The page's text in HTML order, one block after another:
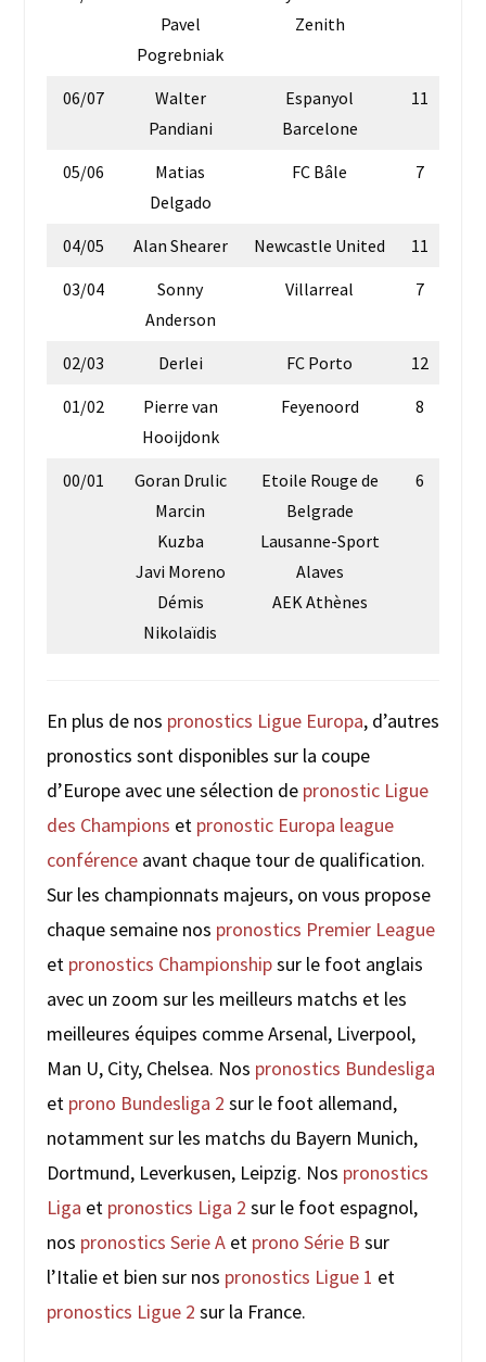
Pavel
Pogrebniak
Zenith
06/07
Walter
Pandiani
Espanyol
Barcelone
11
05/06
Matias
Delgado
FC Bâle 7
04/05 Alan Shearer Newcastle United
11
03/04
Sonny
Anderson
Villarreal 7
02/03 Derlei FC Porto
12
01/02
Pierre van
Hooijdonk
Feyenoord 8
00/01
Goran Drulic
Marcin
Kuzba
Javi Moreno
Démis
Nikolaïdis
Etoile Rouge de
Belgrade
Lausanne-Sport
Alaves
AEK Athènes
6
En plus de nos pronostics Ligue Europa, d’autres
pronostics sont disponibles sur la coupe
d’Europe avec une sélection de pronostic Ligue
des Champions et pronostic Europa league
conférenceavant chaque tour de qualification.
Sur les championnats majeurs, on vous propose
chaque semaine nos pronostics Premier League
et pronostics Championshipsur le foot anglais
avec un zoom sur les meilleurs matchs et les
meilleures équipes comme Arsenal, Liverpool,
Man U, City, Chelsea. Nos pronostics Bundesliga
et prono Bundesliga 2 sur le foot allemand,
notamment sur les matchs du Bayern Munich,
Dortmund, Leverkusen, Leipzig. Nos pronostics
Liga et pronostics Liga 2 sur le foot espagnol,
nos pronostics Serie Aet prono Série B sur
l’Italie et bien sur nos pronostics Ligue 1 et
pronostics Ligue 2 sur la France.